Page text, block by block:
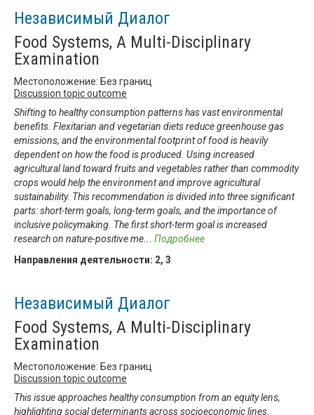
Независимый Диалог
Food Systems, A Multi-Disciplinary
Examination
Местоположение: Без границ
Discussion topic outcome
Shifting to healthy consumption patterns has vast environmental
benefits. Flexitarian and vegetarian diets reduce greenhouse gas
emissions, and the environmental footprint of food is heavily
dependent on how the food is produced. Using increased
agricultural land toward fruits and vegetables rather than commodity
crops would help the environment and improve agricultural
sustainability. This recommendation is divided into three significant
parts: short-term goals, long-term goals, and the importance of
inclusive policymaking. The first short-term goal is increased
research on nature-positive me
Подробнее
Направления деятельности: 2, 3
Независимый Диалог
Food Systems, A Multi-Disciplinary
Examination
Местоположение: Без границ
Discussion topic outcome
This issue approaches healthy consumption from an equity lens,
highlighting social determinants across socioeconomic lines.